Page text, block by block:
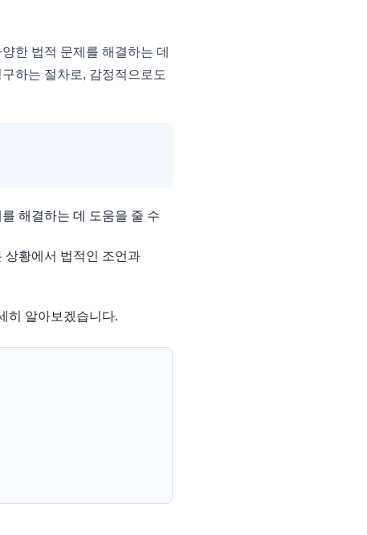
한 법적 문제를 해결하는 데
하는 절차로, 감정적으로도
해결하는 데 도움을 줄 수
상황에서 법적인 조언과
히 알아보겠습니다.